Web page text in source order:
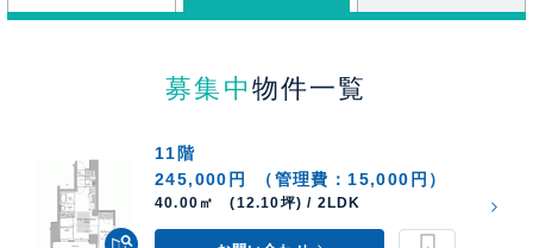
募集中 物件一覧
11階
245,000円
（管理費：15,000円）
40.00㎡ (12.10坪) / 2LDK